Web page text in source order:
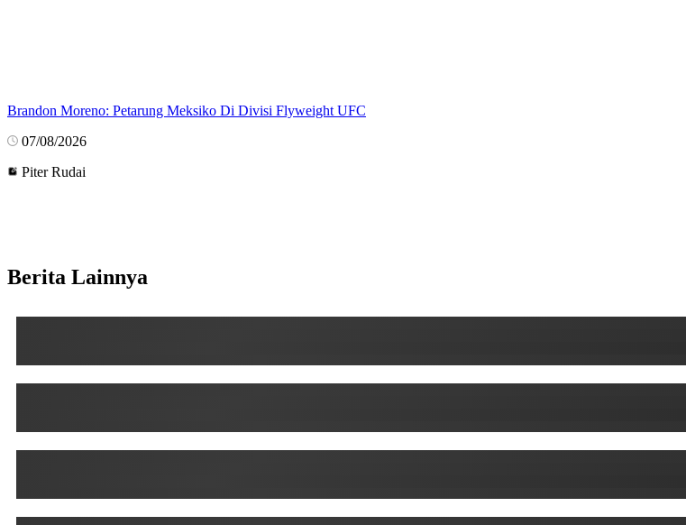
Brandon Moreno: Petarung Meksiko Di Divisi Flyweight UFC
07/08/2026
Piter Rudai
Berita Lainnya